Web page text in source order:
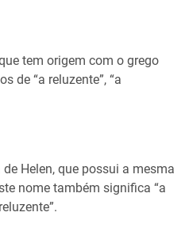
tem origem com o grego
de “a reluzente”, “a
Helen, que possui a mesma
nome também significa “a